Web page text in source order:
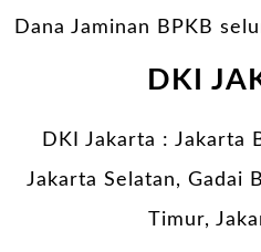
Dana Jaminan BPKB
DKI
DKI Jakarta : Jakarta
Jakarta Selatan, Gadai
Timur,